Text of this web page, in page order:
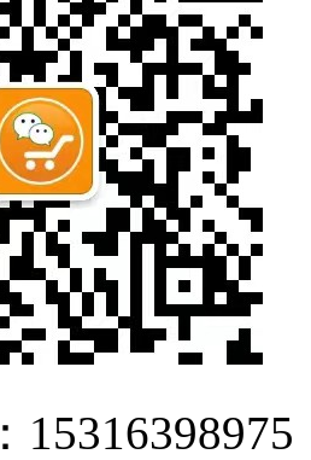
15316398975